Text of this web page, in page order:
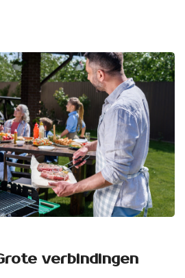
verbindingen